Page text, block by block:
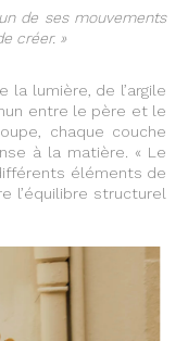
de ses mouvements
créer. »
la lumière, de l’argile
entre le père et le
chaque couche
à la matière. « Le
éléments de
l’équilibre structurel